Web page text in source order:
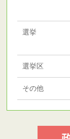
選挙
選挙区
その他